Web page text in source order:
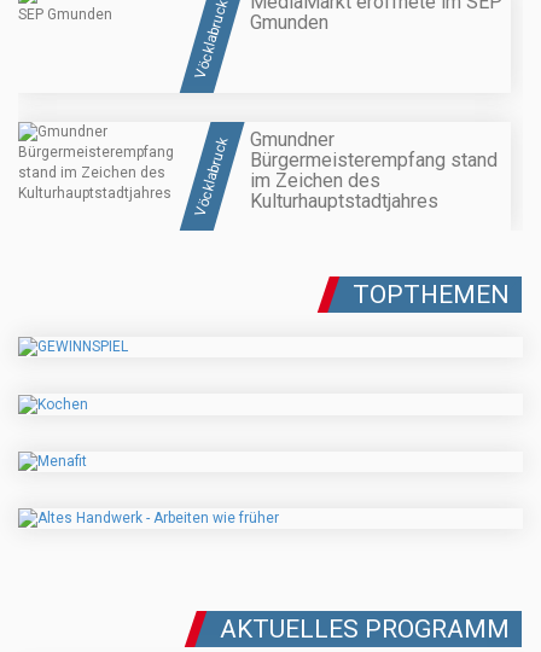
Vöcklabruck
Gmunden
Vöcklabruck
Gmundner
Bürgermeisterempfang stand
im Zeichen des
Kulturhauptstadtjahres
TOPTHEMEN
AKTUELLES PROGRAMM